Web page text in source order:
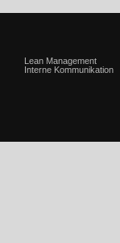
Lean Management
Interne Kommunikation